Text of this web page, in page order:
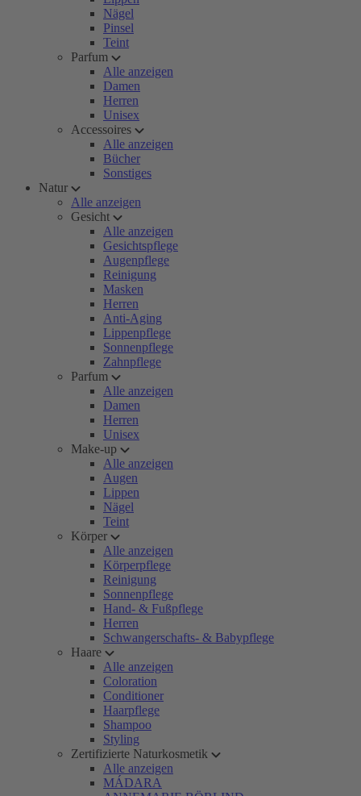
Nägel
Pinsel
Teint
Parfum
Alle anzeigen
Damen
Herren
Unisex
Accessoires
Alle anzeigen
Bücher
Sonstiges
Natur
Alle anzeigen
Gesicht
Alle anzeigen
Gesichtspflege
Augenpflege
Reinigung
Masken
Herren
Anti-Aging
Lippenpflege
Sonnenpflege
Zahnpflege
Parfum
Alle anzeigen
Damen
Herren
Unisex
Make-up
Alle anzeigen
Augen
Lippen
Nägel
Teint
Körper
Alle anzeigen
Körperpflege
Reinigung
Sonnenpflege
Hand- & Fußpflege
Herren
Schwangerschafts- & Babypflege
Haare
Alle anzeigen
Coloration
Conditioner
Haarpflege
Shampoo
Styling
Zertifizierte Naturkosmetik
Alle anzeigen
MÁDARA